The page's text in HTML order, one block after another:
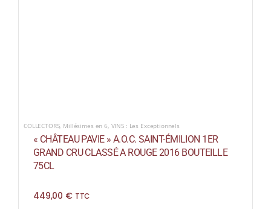
COLLECTORS, Millésimes en 6, VINS : Les Exceptionnels
« CHÂTEAU PAVIE » A.O.C. SAINT-ÉMILION 1ER
GRAND CRU CLASSÉ A ROUGE 2016 BOUTEILLE
75CL
449,00 € TTC